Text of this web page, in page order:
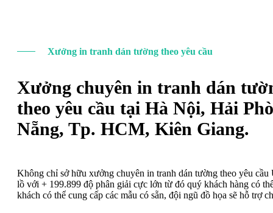
Xưởng in tranh dán tường theo yêu cầu
Xưởng chuyên in tranh dán
theo yêu cầu tại Hà Nội, Hải
Nẵng, Tp. HCM, Kiên Giang.
Không chỉ sở hữu xưởng chuyên in tranh dán tường theo yêu
lồ với + 199.899 độ phân giải cực lớn từ đó quý khách hàng có
khách có thể cung cấp các mẫu có sẵn, đội ngũ đồ họa sẽ hỗ trợ